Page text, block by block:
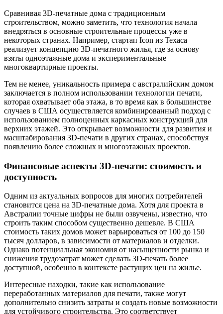
Сравнивая 3D-печатные дома с традиционным
строительством, можно заметить, что технология начала
внедряться в основные строительные процессы уже в
некоторых странах. Например, стартап Icon из Техаса
реализует концепцию 3D-печатного жилья, где за основу
взяты одноэтажные дома и экспериментальные
многоквартирные проекты.
Тем не менее, уникальность примера с австралийским домом
заключается в полном использовании технологии печати,
которая охватывает оба этажа, в то время как в большинстве
случаев в США осуществляется комбинированный подход с
использованием полноценных каркасных конструкций для
верхних этажей. Это открывает возможности для развития и
масштабирования 3D-печати в других странах, способствуя
появлению более сложных и многоэтажных проектов.
Финансовые аспекты 3D-печати: стоимость и
доступность
Одним из актуальных вопросов для многих потребителей
становится цена на 3D-печатные дома. Хотя для проекта в
Австралии точные цифры не были озвучены, известно, что
строить таким способом существенно дешевле. В США
стоимость таких домов может варьироваться от 100 до 150
тысяч долларов, в зависимости от материалов и отделки.
Однако потенциальная экономия от насыщенности рынка и
снижения трудозатрат может сделать 3D-печать более
доступной, особенно в контексте растущих цен на жилье.
Интересные находки, такие как использование
переработанных материалов для печати, также могут
дополнительно снизить затраты и создать новые возможности
для устойчивого строительства. Это соответствует